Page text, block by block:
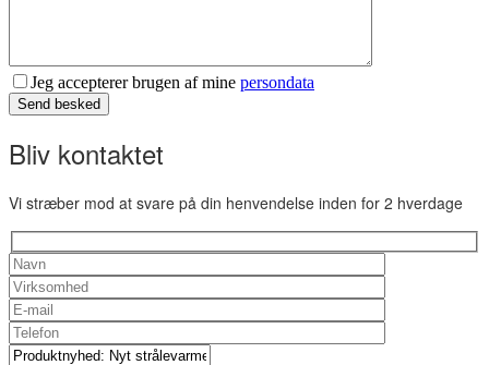
Jeg accepterer brugen af mine persondata
Send besked
Bliv kontaktet
Vi stræber mod at svare på din henvendelse inden for 2 hverdage